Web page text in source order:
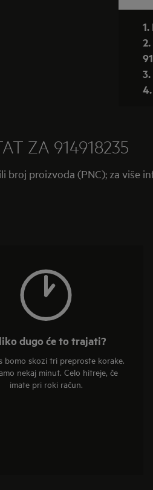
ZA 914918235
proizvoda (PNC); za više
dugo će to trajati?
bomo skozi tri preproste korake.
nekaj minut. Celo hitreje, če
imate pri roki račun.